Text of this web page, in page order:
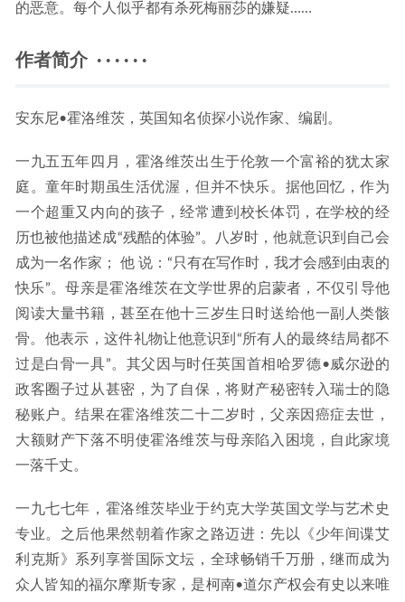
的恶意。每个人似乎都有杀死梅丽莎的嫌疑……
作者简介 · · · · · ·
安东尼•霍洛维茨，英国知名侦探小说作家、编剧。
一九五五年四月，霍洛维茨出生于伦敦一个富裕的犹太家
庭。童年时期虽生活优渥，但并不快乐。据他回忆，作为
一个超重又内向的孩子，经常遭到校长体罚，在学校的经
历也被他描述成“残酷的体验”。八岁时，他就意识到自己会
成为一名作家； 他 说：“只有在写作时，我才会感到由衷的
快乐”。母亲是霍洛维茨在文学世界的启蒙者，不仅引导他
阅读大量书籍，甚至在他十三岁生日时送给他一副人类骸
骨。他表示，这件礼物让他意识到“所有人的最终结局都不
过是白骨一具”。其父因与时任英国首相哈罗德•威尔逊的
政客圈子过从甚密，为了自保，将财产秘密转入瑞士的隐
秘账户。结果在霍洛维茨二十二岁时，父亲因癌症去世，
大额财产下落不明使霍洛维茨与母亲陷入困境，自此家境
一落千丈。
一九七七年，霍洛维茨毕业于约克大学英国文学与艺术史
专业。之后他果然朝着作家之路迈进：先以《少年间谍艾
利克斯》系列享誉国际文坛，全球畅销千万册，继而成为
众人皆知的福尔摩斯专家，是柯南•道尔产权会有史以来唯